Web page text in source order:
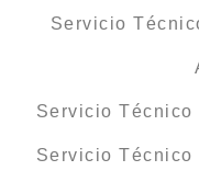
Servicio
Servicio Técnico
Servicio Técnico